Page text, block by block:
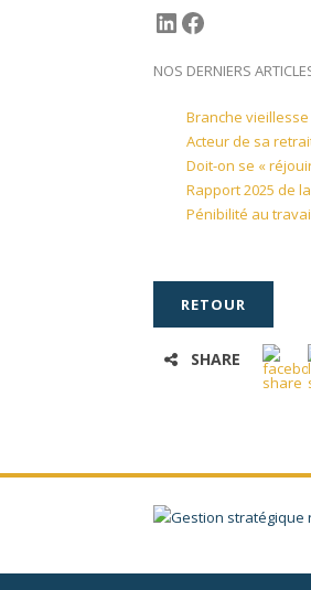
LinkedIn
Facebook
NOS DERNIERS
Branche
Acteur de sa
Doit-on se «
Rapport 2025 de
Pénibilité au
RETOUR
SHARE